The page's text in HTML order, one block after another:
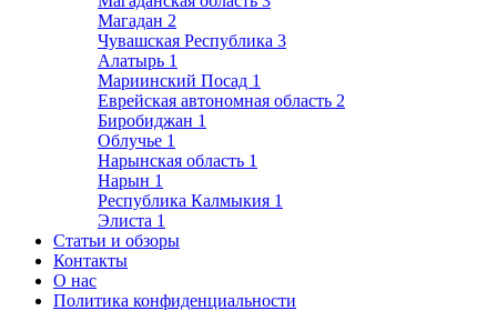
Магадан 2
Чувашская Республика 3
Алатырь 1
Мариинский Посад 1
Еврейская автономная область 2
Биробиджан 1
Облучье 1
Нарынская область 1
Нарын 1
Республика Калмыкия 1
Элиста 1
Статьи и обзоры
Контакты
О нас
Политика конфиденциальности